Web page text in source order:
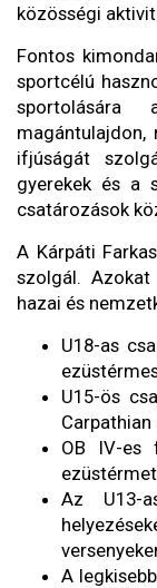
közösségi
Fontos
sportcélú
ifjúságát
gyerekek és a
csatározások
A Kárpáti
szolgál.
hazai és
U18-as
U15-ös
OB IV-es
Az U13-
A